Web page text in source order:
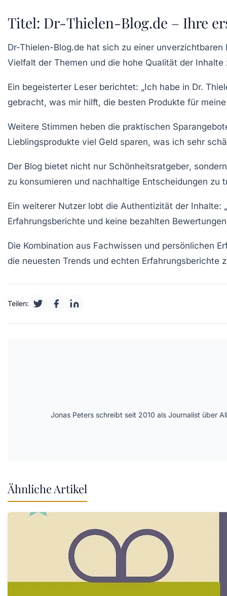
Titel: Dr-Thielen-Blog.de – Ihre
Dr-Thielen-Blog.de hat sich zu einer
Vielfalt der Themen und die hohe Qualität der
Ein begeisterter Leser berichtet: „Ich habe in Dr.
gebracht, was mir hilft, die besten Produkte für
Weitere Stimmen heben die praktischen
Lieblingsprodukte viel Geld sparen, was ich sehr
Der Blog bietet nicht nur Schönheitsratgeber,
zu konsumieren und nachhaltige Entscheidungen zu
Ein weiterer Nutzer lobt die Authentizität der
Erfahrungsberichte und keine bezahlten
Die Kombination aus Fachwissen und persönlichen
die neuesten Trends und echten Erfahrungsberichte
Teilen:
Jonas Peters schreibt seit 2010 als Journalist über
Ähnliche Artikel